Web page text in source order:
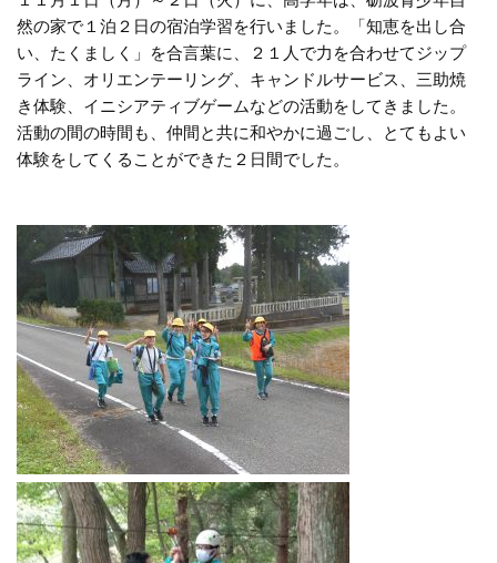
然の家で１泊２日の宿泊学習を行いました。「知恵を出し合
い、たくましく」を合言葉に、２１人で力を合わせてジップ
ライン、オリエンテーリング、キャンドルサービス、三助焼
き体験、イニシアティブゲームなどの活動をしてきました。
活動の間の時間も、仲間と共に和やかに過ごし、とてもよい
体験をしてくることができた２日間でした。